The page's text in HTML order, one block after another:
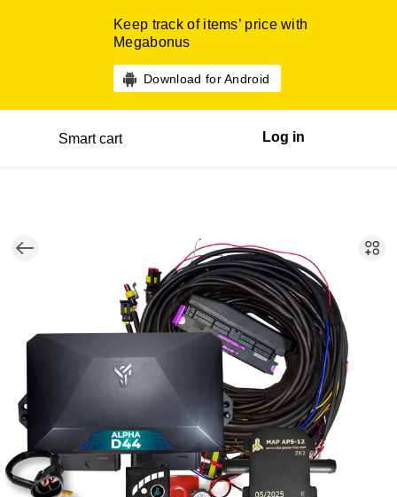
Keep track of items’ price with
Megabonus
Download for Android
Smart cart Log in